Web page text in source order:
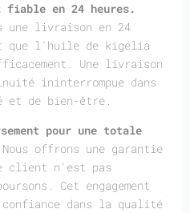
en 24 heures.
une livraison en 24
que l'huile de kigélia
Une livraison
ininterrompue dans
et de bien-être.
pour une totale
Nous offrons une garantie
client n'est pas
Cet engagement
dans la qualité